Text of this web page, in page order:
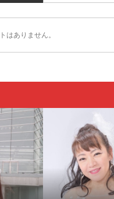
はありません。